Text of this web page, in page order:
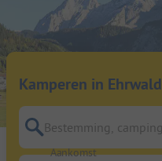
Kamperen in Ehrwald
Bestemming, camping
Aankomst